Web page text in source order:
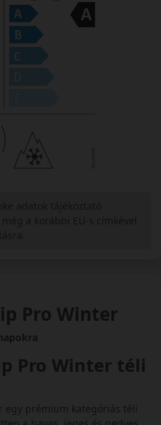
Pro Winter
Pro Winter téli
prémium kategóriás téli